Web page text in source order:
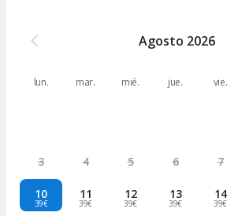
Agosto 2026
lun. mar. mié. jue. vie.
3 4 5 6 7
10
39€
11
39€
12
39€
13
39€
14
39€